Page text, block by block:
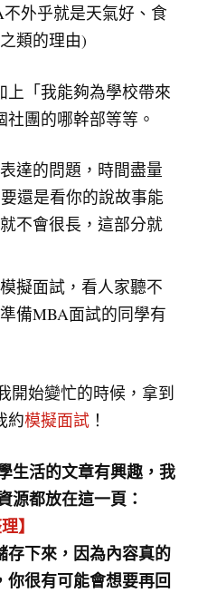
外乎就是天氣好、食
類的理由)
上「我能夠為學校帶來
團的哪幹部等等。
達的問題，時間盡量
還是看你的說故事能
不會很長，這部分就
擬面試，看人家聽不
備MBA面試的同學有
開始變忙的時候，拿到
約模擬面試 ！
生活的文章有興趣，我
源都放在這一頁：
】
存下來，因為內容真的
你很有可能會想要再回